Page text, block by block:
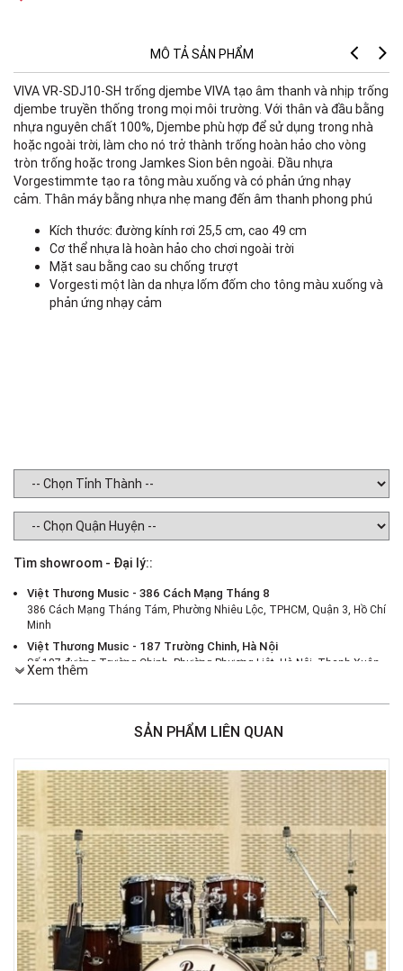
MÔ TẢ SẢN PHẨM
VIVA VR-SDJ10-SH trống djembe VIVA tạo âm thanh và nhịp trống
djembe truyền thống trong mọi môi trường. Với thân và đầu bằng
nhựa nguyên chất 100%, Djembe phù hợp để sử dụng trong nhà
hoặc ngoài trời, làm cho nó trở thành trống hoàn hảo cho vòng
tròn trống hoặc trong Jamkes Sion bên ngoài. Đầu nhựa
Vorgestimmte tạo ra tông màu xuống và có phản ứng nhạy
cảm. Thân máy bằng nhựa nhẹ mang đến âm thanh phong phú
Kích thước: đường kính rơi 25,5 cm, cao 49 cm
Cơ thể nhựa là hoàn hảo cho chơi ngoài trời
Mặt sau bằng cao su chống trượt
Vorgesti một làn da nhựa lốm đốm cho tông màu xuống và
phản ứng nhạy cảm
Tìm showroom - Đại lý::
Việt Thương Music - 386 Cách Mạng Tháng 8
386 Cách Mạng Tháng Tám, Phường Nhiêu Lộc, TPHCM, Quận 3, Hồ Chí
Minh
Việt Thương Music - 187 Trường Chinh, Hà Nội
Số 187 đường Trường Chinh, Phường Phương Liệt, Hà Nội, Thanh Xuân ,
Hà Nội
Việt Thương Music - Crescent Mall
Phường Tân Mỹ, TPHCM, Quận 7, Hồ Chí Minh
Việt Thương Music - 180 Võ Thị Sáu
180B Võ Thị Sáu, Phường Xuân Hòa, TPHCM, Quận 3, Hồ Chí Minh
Việt Thương Music - 369 Điện Biên Phủ
369 Điện Biên Phủ, Phường Bàn Cờ, TPHCM, Quận 3, Hồ Chí Minh
Việt Thương Music - 102Q An Dương Vương
102Q Đường An Dương Vương, Phường An Đông, TPHCM, Quận 5, Hồ Chí
Minh
Việt Thương Music - 49E Phan Đăng Lưu
49E Phan Đăng Lưu, Phường Bình Thạnh, TPHCM, Quận Bình Thạnh, Hồ
Chí Minh
Xem thêm
SẢN PHẨM LIÊN QUAN